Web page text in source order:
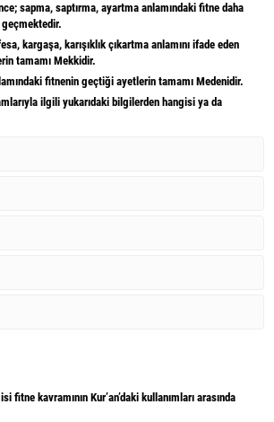
sapma, saptırma, ayartma anlamındaki fitne daha
kargaşa, karışıklık çıkartma anlamını ifade eden
tamamı Mekkidir.
fitnenin geçtiği ayetlerin tamamı Medenidir.
ilgili yukarıdaki bilgilerden hangisi ya da
fitne kavramının Kur’an’daki kullanımları arasında